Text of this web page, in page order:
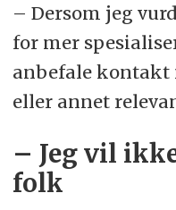
– Dersom jeg
for mer
anbefale kontakt
eller annet
– Jeg vil
folk